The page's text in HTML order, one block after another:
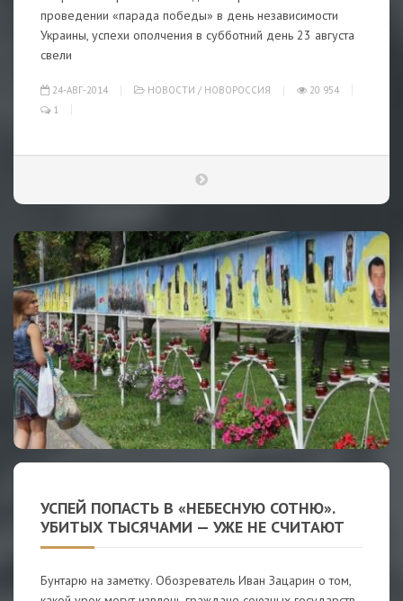
проведении «парада победы» в день независимости
Украины, успехи ополчения в субботний день 23 августа
свели
24-АВГ-2014 НОВОСТИ / НОВОРОССИЯ
20 954
1
УСПЕЙ ПОПАСТЬ В «НЕБЕСНУЮ СОТНЮ».
УБИТЫХ ТЫСЯЧАМИ — УЖЕ НЕ СЧИТАЮТ
Бунтарю на заметку. Обозреватель Иван Зацарин о том,